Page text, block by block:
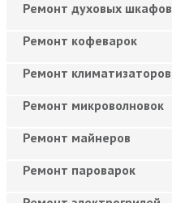
Ремонт духовых шкафов
Ремонт кофеварок
Ремонт климатизаторов
Ремонт микроволновок
Ремонт майнеров
Ремонт пароварок